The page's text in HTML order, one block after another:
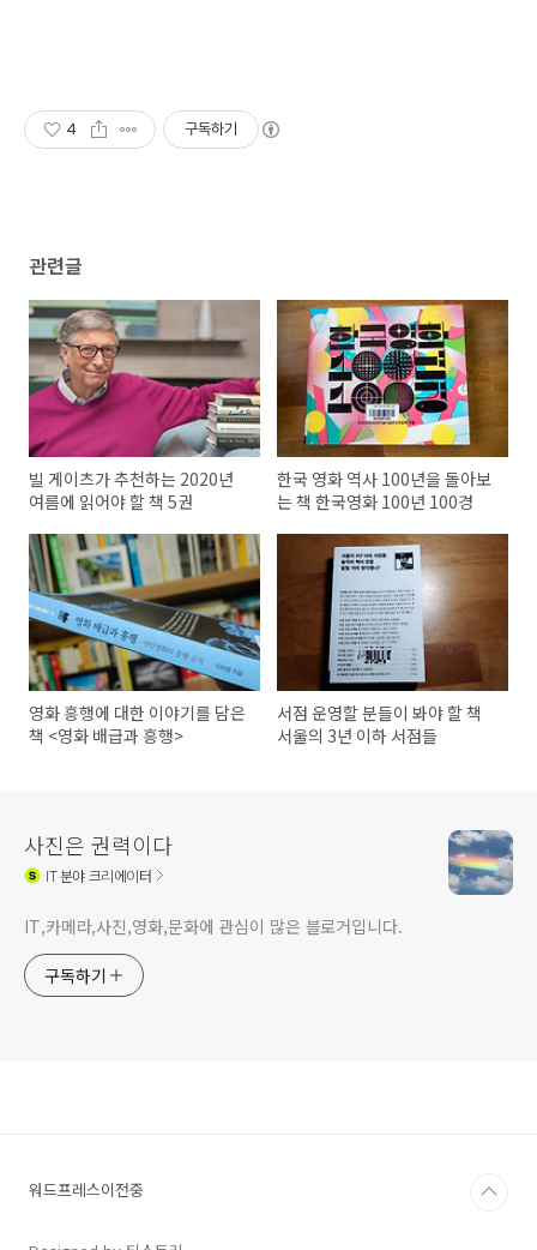
4 구독하기
관련글
빌 게이츠가 추천하는 2020년
여름에 읽어야 할 책 5권
한국 영화 역사 100년을 돌아보
는 책 한국영화 100년 100경
영화 흥행에 대한 이야기를 담은
책 <영화 배급과 흥행>
서점 운영할 분들이 봐야 할 책
서울의 3년 이하 서점들
사진은 권력이다
IT분야 크리에이터
IT,카메라,사진,영화,문화에 관심이 많은 블로거입니다.
구독하기
워드프레스이전중